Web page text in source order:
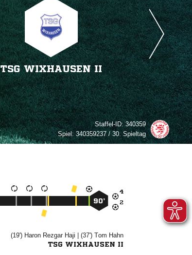
TSG WIXHAUSEN II
Staffel-ID:340359
Spiel:340359237 / 30. Spieltag


90’
(19')    | (37') 
TSG WIXHAUSEN II